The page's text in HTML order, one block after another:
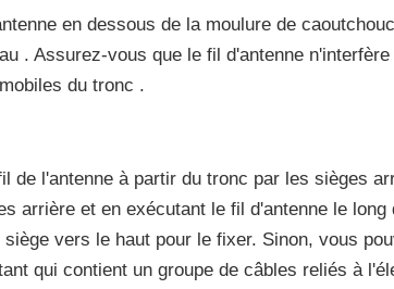
en dessous de la moulure de
. Assurez-vous que le fil d'antenne
du tronc .
de l'antenne à partir du tronc par les sièges
arrière et en exécutant le fil d'antenne le
siège vers le haut pour le fixer. Sinon, vous
qui contient un groupe de câbles reliés à